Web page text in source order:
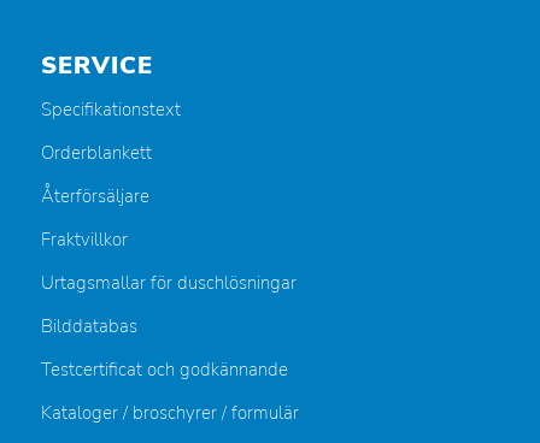
SERVICE
Specifikationstext
Orderblankett
Återförsäljare
Fraktvillkor
Urtagsmallar för duschlösningar
Bilddatabas
Testcertificat och godkännande
Kataloger / broschyrer / formulär